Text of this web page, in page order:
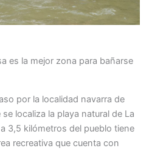
es la mejor zona para bañarse
por la localidad navarra de
localiza la playa natural de La
3,5 kilómetros del pueblo tiene
recreativa que cuenta con